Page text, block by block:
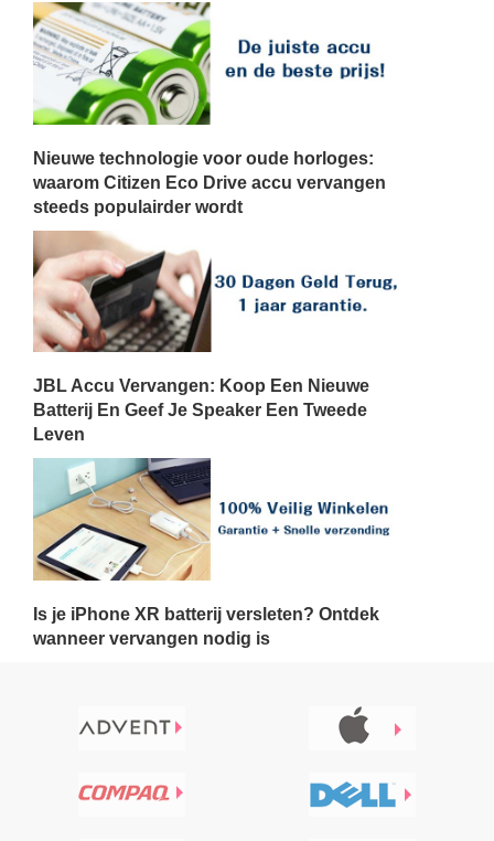
Nieuwe technologie voor oude horloges:
waarom Citizen Eco Drive accu vervangen
steeds populairder wordt
JBL Accu Vervangen: Koop Een Nieuwe
Batterij En Geef Je Speaker Een Tweede
Leven
Is je iPhone XR batterij versleten? Ontdek
wanneer vervangen nodig is